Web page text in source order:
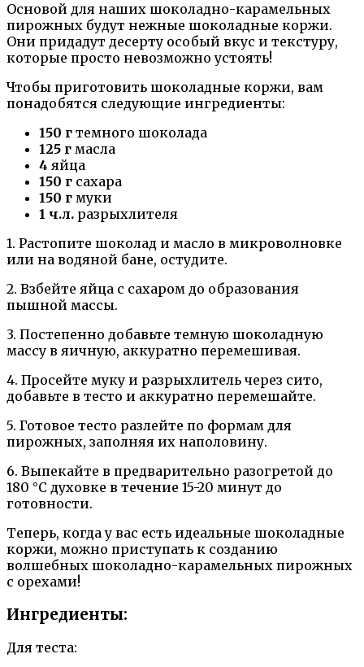
Основой для наших шоколадно-карамельных
пирожных будут нежные шоколадные коржи.
Они придадут десерту особый вкус и текстуру,
которые просто невозможно устоять!
Чтобы приготовить шоколадные коржи, вам
понадобятся следующие ингредиенты:
150 г темного шоколада
125 г масла
4 яйца
150 г сахара
150 г муки
1 ч.л. разрыхлителя
1. Растопите шоколад и масло в микроволновке
или на водяной бане, остудите.
2. Взбейте яйца с сахаром до образования
пышной массы.
3. Постепенно добавьте темную шоколадную
массу в яичную, аккуратно перемешивая.
4. Просейте муку и разрыхлитель через сито,
добавьте в тесто и аккуратно перемешайте.
5. Готовое тесто разлейте по формам для
пирожных, заполняя их наполовину.
6. Выпекайте в предварительно разогретой до
180 °C духовке в течение 15-20 минут до
готовности.
Теперь, когда у вас есть идеальные шоколадные
коржи, можно приступать к созданию
волшебных шоколадно-карамельных пирожных
с орехами!
Ингредиенты:
Для теста: